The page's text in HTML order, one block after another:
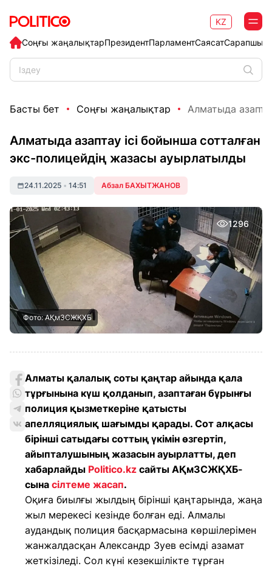
Соңғы жаңалықтарПрезидентПарламентСаясат
KZ
Басты бет Соңғы жаңалықтар Алматыда
Алматыда азаптау ісі бойынша сотталған
экс-полицейдің жазасы ауырлатылды
24.11.2025 • 14:51 Абзал БАХЫТЖАНОВ
1296
Фото: АҚмЗСЖҚХБ
Алматы қалалық соты қаңтар айында қала
тұрғынына күш қолданып, азаптаған бұрынғы
полиция қызметкеріне қатысты
апелляциялық шағымды қарады. Сот алқасы
бірінші сатыдағы соттың үкімін өзгертіп,
айыпталушының жазасын ауырлатты, деп
хабарлайды Politico.kz сайты АҚмЗСЖҚХБ-
сына сілтеме жасап.
Оқиға биылғы жылдың бірінші қаңтарында, жаңа
жыл мерекесі кезінде болған еді. Алмалы
аудандық полиция басқармасына көршілерімен
жанжалдасқан Александр Зуев есімді азамат
жеткізіледі. Сол күні кезекшілікте тұрған